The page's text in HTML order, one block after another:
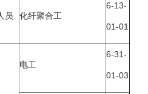
员 化纤聚合工
6-13-
01-01
电工
6-31-
01-03